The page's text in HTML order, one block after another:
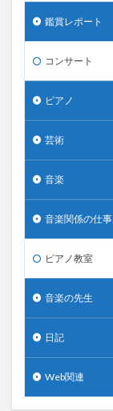
鑑賞レポート
コンサート
ピアノ
芸術
音楽
音楽関係の仕事
ピアノ教室
音楽の先生
日記
Web関連